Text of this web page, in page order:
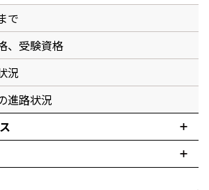
で
、受験資格
況
進路状況